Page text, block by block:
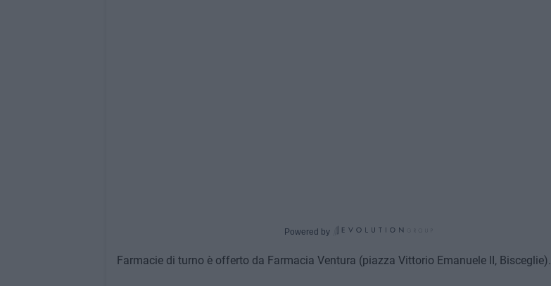
Powered by
Farmacie di turno è offerto da Farmacia Ventura (piazza Vittorio Emanuele II, Bisceglie).